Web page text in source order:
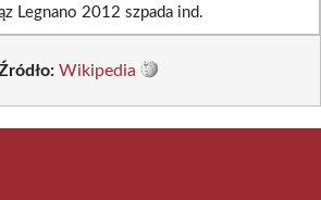
Legnano 2012 szpada ind.
Wikipedia